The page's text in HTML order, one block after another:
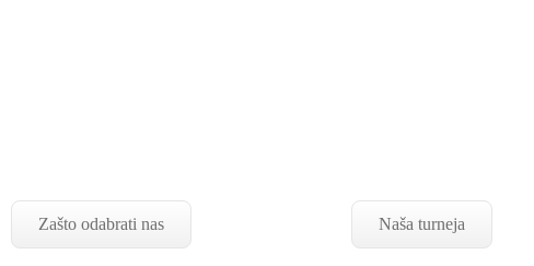
Zašto odabrati nas Naša turneja